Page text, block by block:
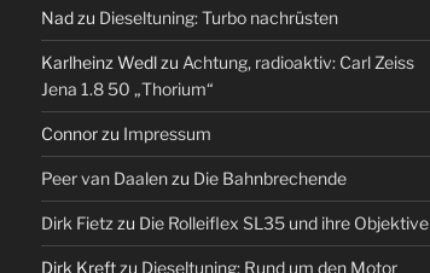
Nadzu Dieseltuning: Turbo nachrüsten
Karlheinz Wedlzu Achtung, radioaktiv: Carl Zeiss
Jena 1.8 50 „Thorium“
Connorzu Impressum
Peer van Daalenzu Die Bahnbrechende
Dirk Fietz zu Die Rolleiflex SL35 und ihre Objektive
Dirk Kreftzu Dieseltuning: Rund um den Motor